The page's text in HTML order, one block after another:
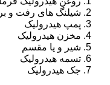
شیلنگ های رفت و
پمپ هیدرولیک
مخزن هیدرولیک
شیر و یا مقسم
تسمه هیدرولیک
جک هیدرولیک